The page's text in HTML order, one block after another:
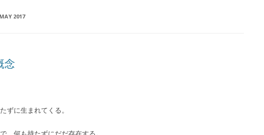
MAY 2017
念
ずに生まれてくる。